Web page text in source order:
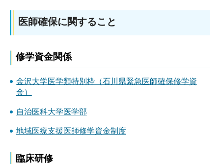
医師確保に関すること
修学資金関係
金沢大学医学類特別枠（石川県緊急医師確保修学資
金）
自治医科大学医学部
地域医療支援医師修学資金制度
臨床研修